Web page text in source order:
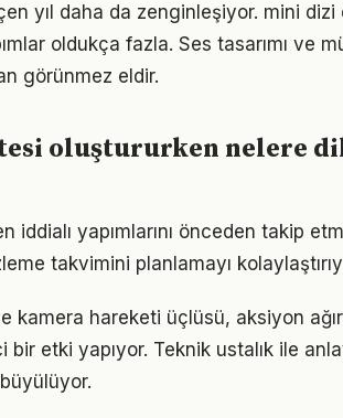
yıl daha da zenginleşiyor. mini
oldukça fazla. Ses tasarımı ve
görünmez eldir.
oluştururken nelere
iddialı yapımlarını önceden takip
takvimini planlamayı
hareketi üçlüsü, aksiyon
etki yapıyor. Teknik ustalık ile